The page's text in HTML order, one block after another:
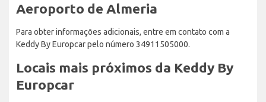
Aeroporto de Almeria
Para obter informações adicionais, entre em contato com a
Keddy By Europcar pelo número 34911505000.
Locais mais próximos da Keddy By
Europcar